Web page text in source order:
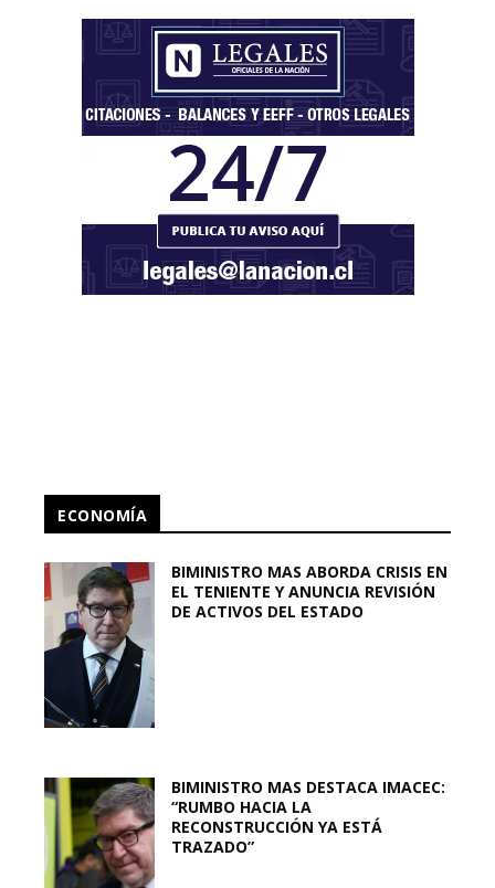
ECONOMÍA
BIMINISTRO MAS ABORDA CRISIS EN
EL TENIENTE Y ANUNCIA REVISIÓN
DE ACTIVOS DEL ESTADO
BIMINISTRO MAS DESTACA IMACEC:
“RUMBO HACIA LA
RECONSTRUCCIÓN YA ESTÁ
TRAZADO”